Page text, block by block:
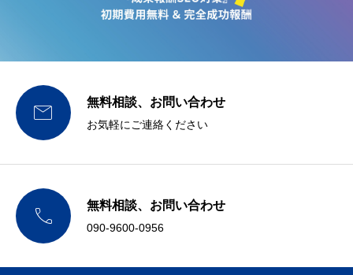
 無料相談、お問い合わせ
お気軽にご連絡ください
 無料相談、お問い合わせ
090-9600-0956